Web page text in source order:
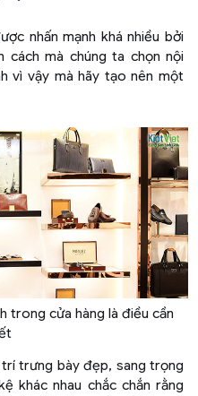
nhấn mạnh khá nhiều bởi
cách mà chúng ta chọn nội
vì vậy mà hãy tạo nên một
trong cửa hàng là điều cần
trưng bày đẹp, sang trọng
khác nhau chắc chắn rằng